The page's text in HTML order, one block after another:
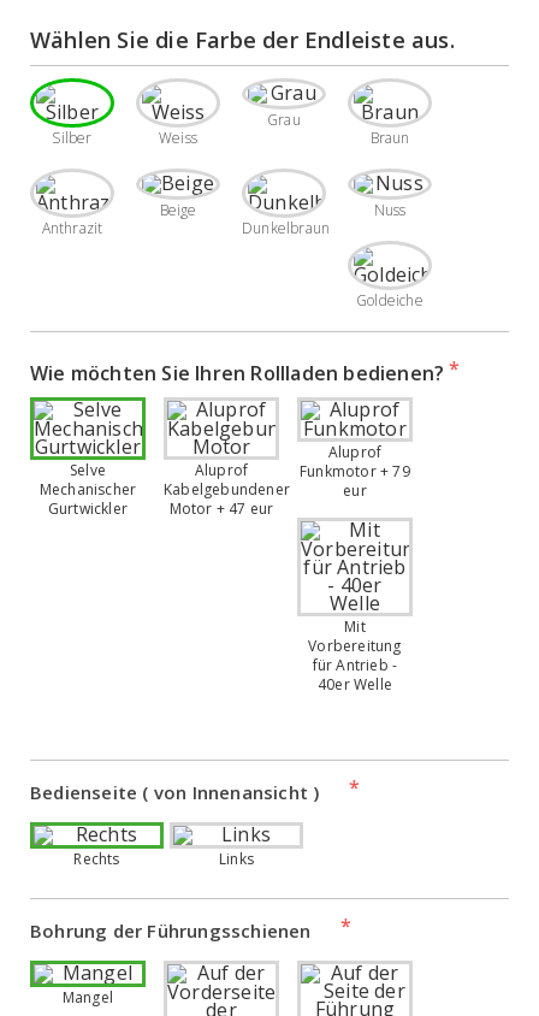
Wählen Sie die Farbe der Endleiste aus.
Silber Weiss
Grau
Braun
Anthrazit
Beige
Dunkelbraun
Nuss
Goldeiche
Wie möchten Sie Ihren Rollladen bedienen?
Selve
Mechanischer
Gurtwickler
Aluprof
Kabelgebundener
Motor + 47 eur
Aluprof
Funkmotor + 79
eur
Mit
Vorbereitung
für Antrieb -
40er Welle
Bedienseite ( von Innenansicht )
Rechts Links
Bohrung der Führungsschienen
Mangel